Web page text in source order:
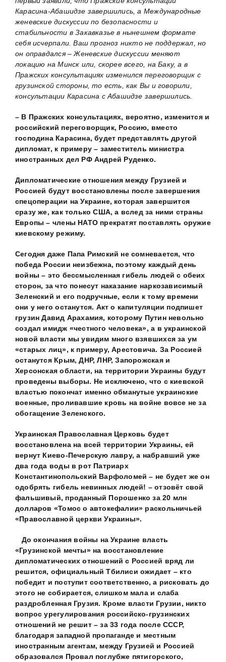
Карасина-Абашидзе завершились, а Международные
женевские дискуссии по безопасности и
стабильности в Закавказье в нынешнем формате
себя исчерпали. Ваш прогноз никто не поддержал, но
он оправдался – Женевские дискуссии меняют
локацию на Минск или, скорее всего, на Баку, а в
Пражских консультациях изменился переговорщик с
грузинской стороны, то есть, как Вы и говорили,
консультации Карасина с Абашидзе завершились.
– В Пражских консультациях, вероятно, изменится и
российский переговорщик, Россию, вместо
господина Карасина, будет представлять другой
дипломат, к примеру – заместитель министра
иностранных дел РФ Андрей Руденко.
Дипломатические отношения между Грузией и
Россией будут восстановлены после завершения
спецоперации на Украине, которая завершится
сразу же, как только США, а вслед за ними страны
Европы – члены НАТО прекратят поставлять оружие
киевскому режиму.
Сегодня даже Папа Римский не сомневается, что
победа России неизбежна, поэтому каждый день
войны – это бессмысленная гибель людей с обеих
сторон, за что понесут наказание наркозависимый
Зеленский и его подручные, если к тому времени
они у него останутся. Акт о капитуляции подпишет
грузин Давид Арахамия, которому Путин невольно
создал имидж «честного человека», а в украинской
новой власти мы увидим много взявшихся за ум
«старых лиц», к примеру, Арестовича. За Россией
останутся Крым, ДНР, ЛНР, Запорожская и
Херсонская области, на территории Украины будут
проведены выборы. Не исключено, что с киевской
властью покончат именно обманутые украинские
военные, проливавшие кровь на войне вовсе не за
обогащение Зеленского.
Украинская Православная Церковь будет
восстановлена на всей территории Украины, ей
вернут Киево-Печерскую лавру, а набравший уже
два года воды в рот Патриарх
Константинопольский Варфоломей – не будет же он
одобрять гибель невинных людей! – отзовёт свой
фальшивый, проданный Порошенко за 20 млн
долларов «Томос о автокефалии» раскольничьей
«Православной церкви Украины».
До окончания войны на Украине власть
«Грузинской мечты» на восстановление
дипломатических отношений с Россией вряд ли
решится, официальный Тбилиси ожидает – кто
победит и поступит соответственно, а рисковать до
этого не собирается, слишком мала и слаба
раздробленная Грузия. Кроме власти Грузии, никто
вопрос урегулирования российско-грузинских
отношений не решит – за 33 года после СССР,
благодаря западной пропаганде и местным
иностранным агентам, между Грузией и Россией
образовался Провал поглубже пятигорского,